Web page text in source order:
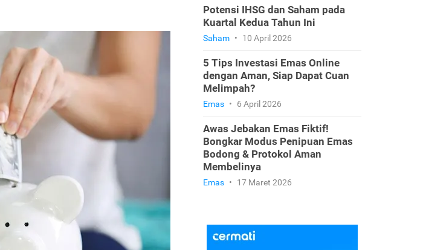
Potensi IHSG dan Saham pada
Kuartal Kedua Tahun Ini
Saham • 10 April 2026
5 Tips Investasi Emas Online
dengan Aman, Siap Dapat Cuan
Melimpah?
Emas • 6 April 2026
Awas Jebakan Emas Fiktif!
Bongkar Modus Penipuan Emas
Bodong & Protokol Aman
Membelinya
Emas • 17 Maret 2026